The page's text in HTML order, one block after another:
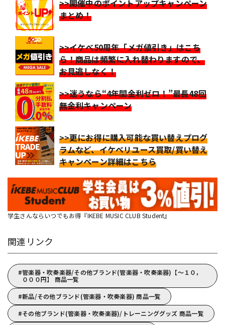
>>開催中のポイントアップキャンペーン
まとめ！
>>イケベ50周年「メガ値引き」はこち
ら！商品は頻繁に入れ替わりますので、
お見逃しなく！
>>迷うなら“4年間金利ゼロ！”最長48回
無金利キャンペーン
>>更にお得に購入可能な買い替えプログ
ラムなど、イケベリユース買取/買い替え
キャンペーン詳細はこちら
学生さんならいつでもお得『IKEBE MUSIC CLUB Student』
関連リンク
管楽器・吹奏楽器/その他ブランド(管楽器・吹奏楽器)【～１０，
０００円】 商品一覧
新品/その他ブランド(管楽器・吹奏楽器) 商品一覧
その他ブランド(管楽器・吹奏楽器)/トレーニンググッズ 商品一覧